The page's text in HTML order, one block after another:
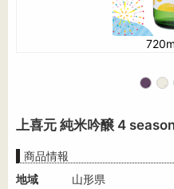
上喜元 純米吟醸 4
商品情報
地域
山形県